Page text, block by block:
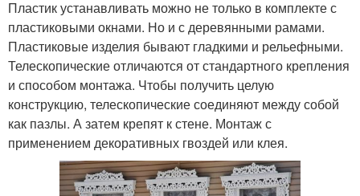
Пластик устанавливать можно не только в комплекте с
пластиковыми окнами. Но и с деревянными рамами.
Пластиковые изделия бывают гладкими и рельефными.
Телескопические отличаются от стандартного крепления
и способом монтажа. Чтобы получить целую
конструкцию, телескопические соединяют между собой
как пазлы. А затем крепят к стене. Монтаж с
применением декоративных гвоздей или клея.